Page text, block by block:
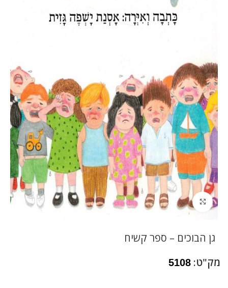
לחץ להגדלה
גן הבוכים – ספר קשיח
מק"ט: 5108